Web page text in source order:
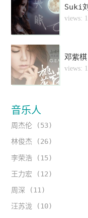
4views:
5views:
音乐人
周杰伦 (53)
林俊杰 (26)
李荣浩 (15)
王力宏 (12)
周深 (11)
汪苏泷 (10)